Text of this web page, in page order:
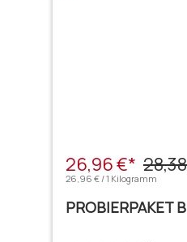
26,96 €*
26,96 € / 1 Kilogramm
PROBIERPAKET